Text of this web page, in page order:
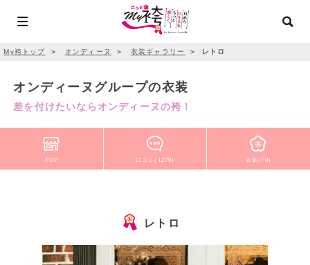
My袴トップ ＞ オンディーヌ ＞ 衣装ギャラリー ＞ レトロ
オンディーヌグループの衣装
差を付けたいならオンディーヌの袴！
TOP 口コミ(1279) 衣装(78)
レトロ